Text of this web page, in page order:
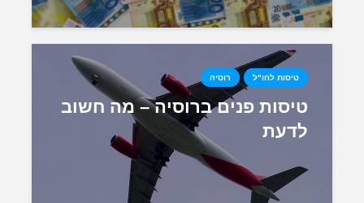
טיסות לחו"ל רוסיה
טיסות פנים ברוסיה – מה חשוב
לדעת